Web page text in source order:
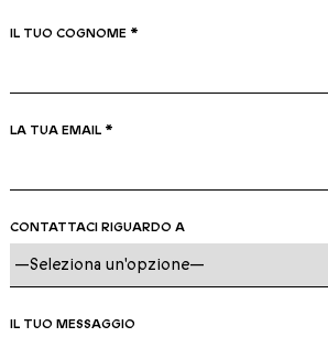
IL TUO COGNOME *
LA TUA EMAIL *
CONTATTACI RIGUARDO A
IL TUO MESSAGGIO